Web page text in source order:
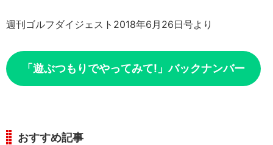
週刊ゴルフダイジェスト2018年6月26日号より
「遊ぶつもりでやってみて!」バックナンバー
おすすめ記事